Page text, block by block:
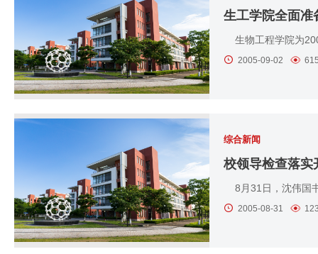
生工学院全面准
生物工程学院为
2005-09-02
综合新闻
校领导检查落实
8月31日，沈伟国
2005-08-31